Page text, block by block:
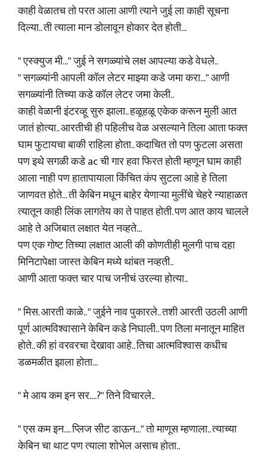
काही वेळातच तो परत आला आणी त्याने जुई ला काही सूचना
दिल्या.. ती त्याला मान डोलावून होकार देत होती...
" एस्क्युज मी..." जुई ने सगळ्यांचे लक्ष आपल्या कडे वेधले..
" सगळ्यांनी आपली कॉल लेटर माझ्या कडे जमा करा..." आणी
सगळ्यांनी तिच्या कडे कॉल लेटर जमा केली..
काही वेळानी इंटरव्हू सुरु झाला.. हळूहळू एकेक करून मुली आत
जातं होत्या.. आरतीची ही पहिलीच वेळ असल्याने तिला आता फक्त
घाम फुटायचा बाकी राहिला होता.. कदाचित तो पण फुटला असता
पण इथे सगळी कडे ac ची गार हवा फिरत होती म्हणून घाम काही
आला नाही पण हातापायाला किंचित कंप सुटला आहे हे तिला
जाणवत होते... ती केबिन मधून बाहेर येणाऱ्या मुलींचे चेहरे न्याहाळत
त्यातून काही लिंक लागतेय का ते पाहत होती. पण आत काय चालले
आहे ते अजिबात लक्षात येत नव्हते...
पण एक गोष्ट तिच्या लक्षात आली की कोणतीही मुलगी पाच दहा
मिनिटापेक्षा जास्त केबिन मध्ये थांबत नव्हती..
आणी आता फक्त चार पाच जनीचं उरल्या होत्या..
" मिस. आरती काळे.. " जुईने नाव पुकारले.. तशी आरती उठली आणी
पूर्ण आत्मविश्वासाने केबिन कडे निघाली.. पण तिला मनातून माहित
होते.. की हां वरवरचा देखावा आहे.. तिचा आत्मविश्वास कधीच
डळमळीत झाला होता...
" मे आय कम इन सर....?" तिने विचारले..
" एस कम इन.... प्लिज सीट डाऊन..." तो माणूस म्हणाला.. त्याच्या
केबिन चा थाट पण त्याला शोभेल असाच होता..